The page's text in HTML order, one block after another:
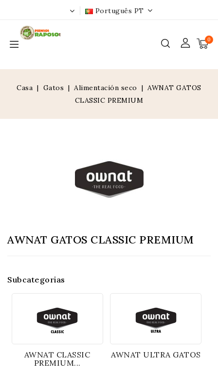
Português PT
0
Casa Gatos Alimentación seco
AWNAT GATOS
CLASSIC PREMIUM
AWNAT GATOS CLASSIC PREMIUM
Subcategorias
AWNAT CLASSIC
PREMIUM...
AWNAT ULTRA GATOS